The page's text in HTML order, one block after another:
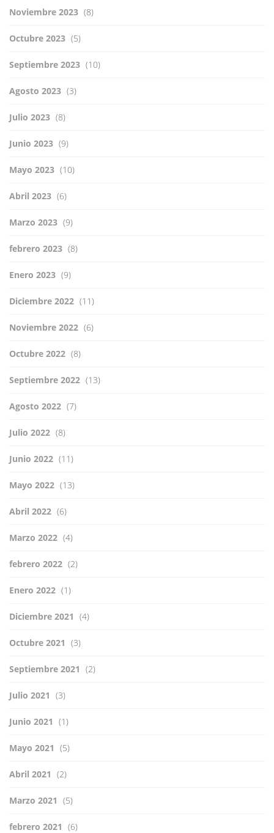
Noviembre 2023 (8)
Octubre 2023 (5)
Septiembre 2023 (10)
Agosto 2023 (3)
Julio 2023 (8)
Junio 2023 (9)
Mayo 2023 (10)
Abril 2023 (6)
Marzo 2023 (9)
febrero 2023 (8)
Enero 2023 (9)
Diciembre 2022 (11)
Noviembre 2022 (6)
Octubre 2022 (8)
Septiembre 2022 (13)
Agosto 2022 (7)
Julio 2022 (8)
Junio 2022 (11)
Mayo 2022 (13)
Abril 2022 (6)
Marzo 2022 (4)
febrero 2022 (2)
Enero 2022 (1)
Diciembre 2021 (4)
Octubre 2021 (3)
Septiembre 2021 (2)
Julio 2021 (3)
Junio 2021 (1)
Mayo 2021 (5)
Abril 2021 (2)
Marzo 2021 (5)
febrero 2021 (6)